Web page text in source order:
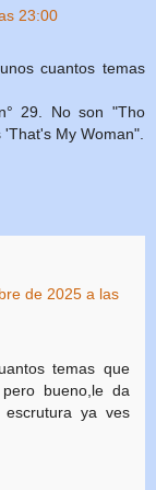
23:00
cuantos temas
29. No son "Tho
My Woman".
de 2025 a las
temas que
bueno,le da
ya ves